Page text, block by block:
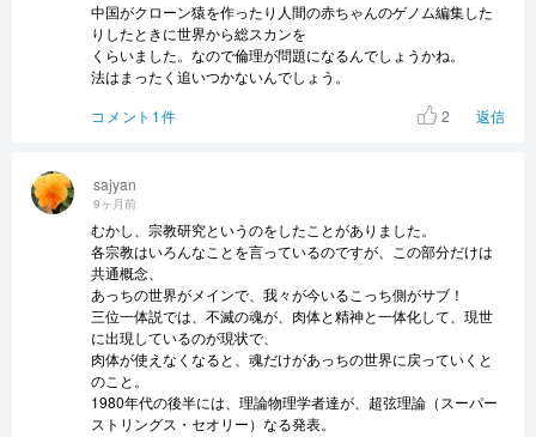
sajyan
9ヶ月前
むかし、宗教研究というのをしたことがありました。
各宗教はいろんなことを言っているのですが、この部分だけは
共通概念、
あっちの世界がメインで、我々が今いるこっち側がサブ！
三位一体説では、不滅の魂が、肉体と精神と一体化して、現世
に出現しているのが現状で、
肉体が使えなくなると、魂だけがあっちの世界に戻っていくと
のこと。
1980年代の後半には、理論物理学者達が、超弦理論（スーパー
ストリングス・セオリー）なる発表。
中国がクローン猿を作ったり人間の赤ちゃんのゲノム編集した
りしたときに世界から総スカンを
くらいました。なので倫理が問題になるんでしょうかね。
法はまったく追いつかないんでしょう。
コメント1件
2 返信